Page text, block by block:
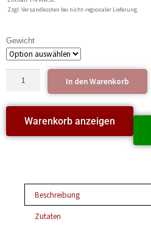
Zzgl. Versandkosten bei nicht-regionaler Lieferung.
Gewicht
In den Warenkorb
Warenkorb anzeigen
Beschreibung
Zutaten